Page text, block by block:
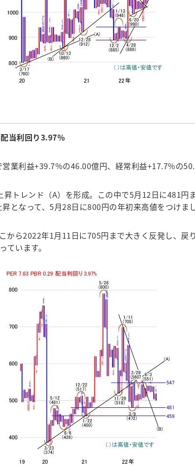
当利回り3.97％
利益+39.7%の46.00億円、経常利益+17.7%の
トレンド（A）を形成。この中で5月12日に481
となって、5月28日に800円の年初来高値をつけまし
ら2022年1月11日に705円まで大きく反発し、戻
います。